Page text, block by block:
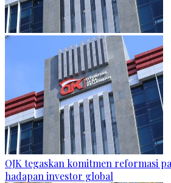
OJK tegaskan komitmen reformasi
hadapan investor global